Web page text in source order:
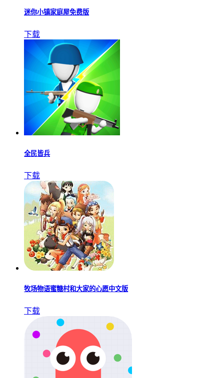
迷你小镇家庭屋免费版
下载
全民皆兵
下载
牧场物语蜜糖村和大家的心愿中文版
下载